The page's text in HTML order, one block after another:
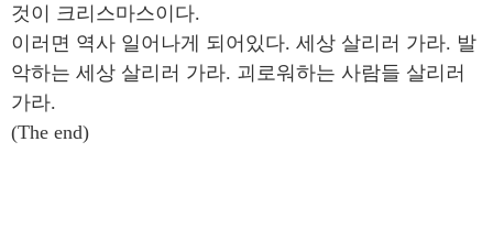
것이 크리스마스이다.
이러면 역사 일어나게 되어있다. 세상 살리러 가라. 발
악하는 세상 살리러 가라. 괴로워하는 사람들 살리러
가라.
(The end)